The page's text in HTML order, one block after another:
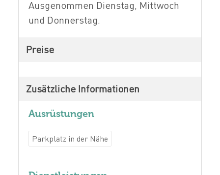
Ausgenommen Dienstag, Mittwoch
und Donnerstag.
Preise
Zusätzliche Informationen
Ausrüstungen
Parkplatz in der Nähe